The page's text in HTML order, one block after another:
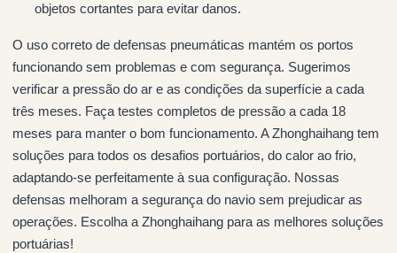
objetos cortantes para evitar danos.
O uso correto de defensas pneumáticas mantém os portos
funcionando sem problemas e com segurança. Sugerimos
verificar a pressão do ar e as condições da superfície a cada
três meses. Faça testes completos de pressão a cada 18
meses para manter o bom funcionamento. A Zhonghaihang tem
soluções para todos os desafios portuários, do calor ao frio,
adaptando-se perfeitamente à sua configuração. Nossas
defensas melhoram a segurança do navio sem prejudicar as
operações. Escolha a Zhonghaihang para as melhores soluções
portuárias!